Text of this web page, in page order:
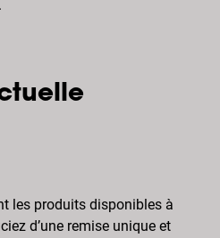
les produits disponibles à
d’une remise unique et